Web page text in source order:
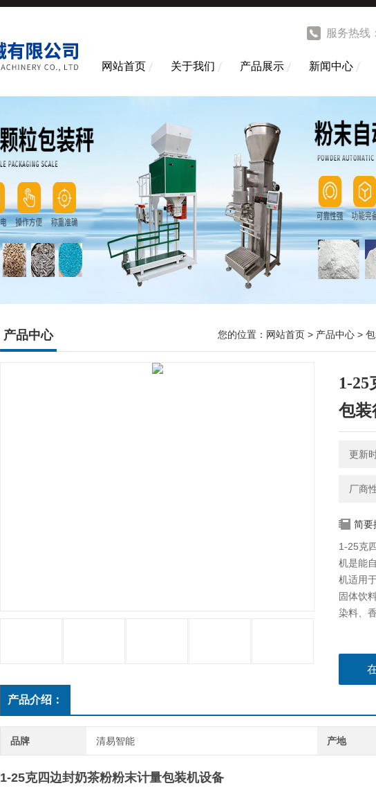
服务热线
网站首页 关于我们 产品展示 新闻中心
产品中心 您的位置： 网站首页 > 产品中心 >
1-
包装
更新
厂商
简要
1-25克
机是能
机适用
固体饮
染料、
产品介绍：
品牌 清易智能 产地
1-25克四边封奶茶粉粉末计量包装机设备